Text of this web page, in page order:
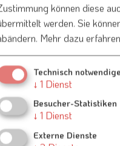
bereitgestellte
können diese
werden. Sie
Mehr dazu
Technisch
↓ 1 Dienst
Besucher-Statistiken
↓ 1 Dienst
Externe Dienste